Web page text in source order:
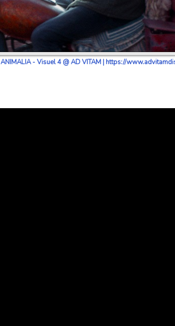
ANIMALIA - Visuel 4 @ AD VITAM | https://